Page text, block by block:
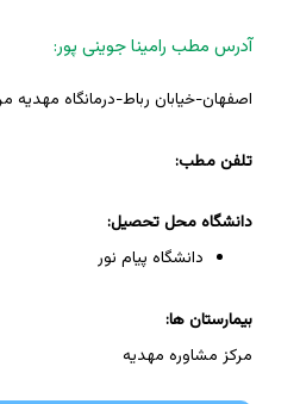
آدرس مطب رامینا جوینی پور:
اصفهان-خیابان رباط-درمانگاه مهدیه
تلفن مطب:
دانشگاه محل تحصیل:
دانشگاه پیام نور
بیمارستان ها:
مرکز مشاوره مهدیه